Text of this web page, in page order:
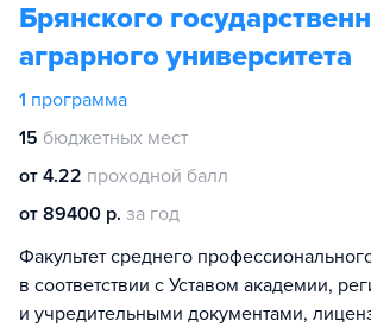
Брянского
аграрного университета
1 программа
15 бюджетных мест
от 4.22 проходной балл
от 89400 р. за год
Факультет среднего
в соответствии с Уставом академии,
и учредительными документами,